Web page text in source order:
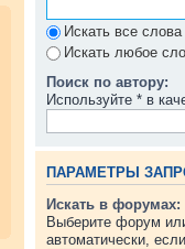
Искать все слова
Искать любое
Поиск по автору:
Используйте * в
ПАРАМЕТРЫ
Искать в форумах:
Выберите форум
автоматически,